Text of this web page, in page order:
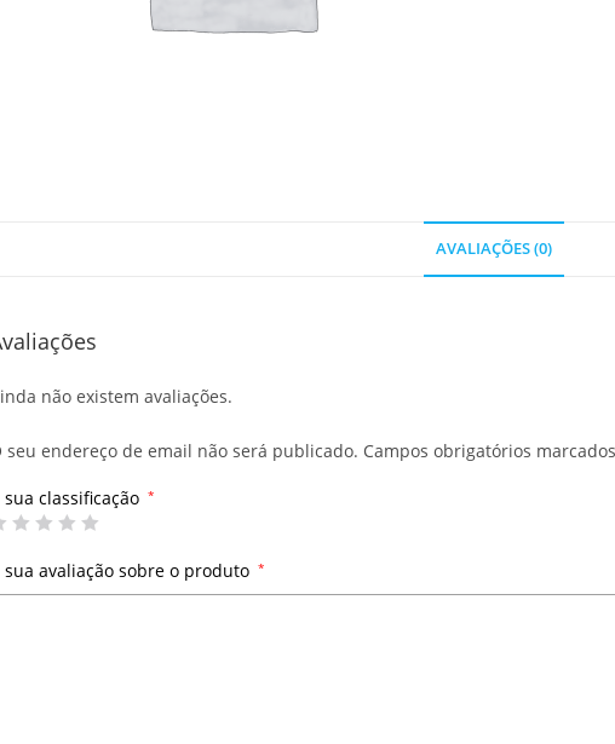
AVALIAÇÕES (0)
não existem avaliações.
seu endereço de email não será publicado. Campos obrigatórios
sua classificação *
sua avaliação sobre o produto *